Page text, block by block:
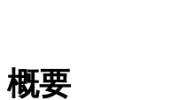
概要